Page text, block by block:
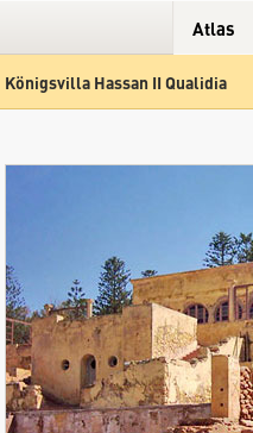
Atlas
Königsvilla Hassan II Qualidia
Satellit Hybrid Gelände Straße